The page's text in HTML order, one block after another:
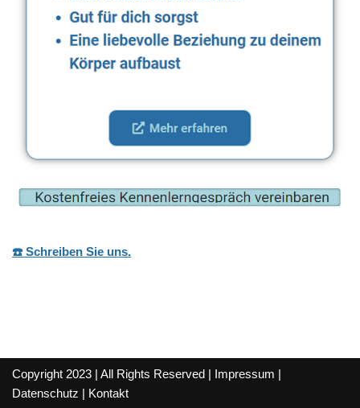
☎️ Schreiben Sie uns.
Copyright 2023 | All Rights Reserved | Impressum |
Datenschutz | Kontakt